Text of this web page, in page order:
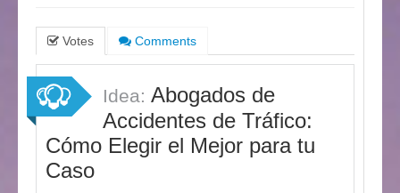
Votes Comments
Idea: Abogados de
Accidentes de Tráfico:
Cómo Elegir el Mejor para tu
Caso